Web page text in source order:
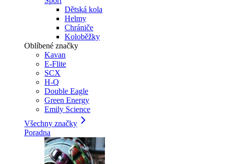
Dětská kola
Helmy
Chrániče
Koloběžky
Oblíbené značky
Kavan
E-Flite
SCX
H-Q
Double Eagle
Green Energy
Emily Science
Všechny značky
Poradna